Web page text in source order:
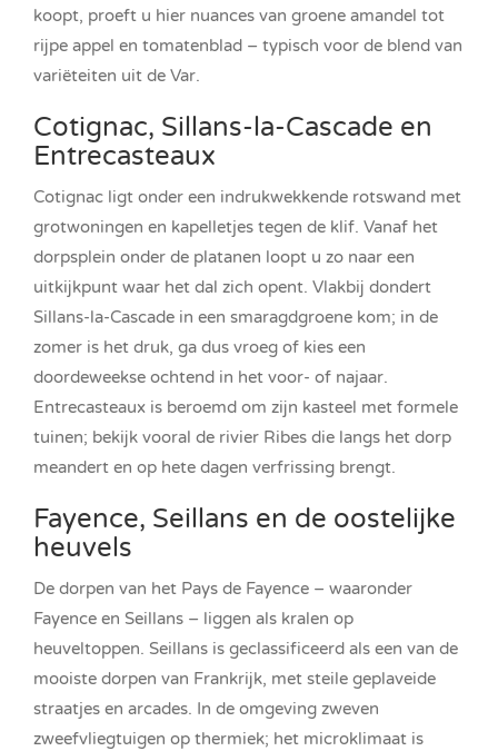
koopt, proeft u hier nuances van groene amandel tot
rijpe appel en tomatenblad – typisch voor de blend van
variëteiten uit de Var.
Cotignac, Sillans-la-Cascade en
Entrecasteaux
Cotignac ligt onder een indrukwekkende rotswand met
grotwoningen en kapelletjes tegen de klif. Vanaf het
dorpsplein onder de platanen loopt u zo naar een
uitkijkpunt waar het dal zich opent. Vlakbij dondert
Sillans-la-Cascade in een smaragdgroene kom; in de
zomer is het druk, ga dus vroeg of kies een
doordeweekse ochtend in het voor- of najaar.
Entrecasteaux is beroemd om zijn kasteel met formele
tuinen; bekijk vooral de rivier Ribes die langs het dorp
meandert en op hete dagen verfrissing brengt.
Fayence, Seillans en de oostelijke
heuvels
De dorpen van het Pays de Fayence – waaronder
Fayence en Seillans – liggen als kralen op
heuveltoppen. Seillans is geclassificeerd als een van de
mooiste dorpen van Frankrijk, met steile geplaveide
straatjes en arcades. In de omgeving zweven
zweefvliegtuigen op thermiek; het microklimaat is